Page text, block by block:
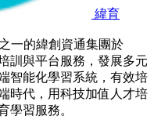
緯育
一的緯創資通集團於
訓與平台服務，發展多元
智能化學習系統，有效培
時代，用科技加值人才培
學習服務。